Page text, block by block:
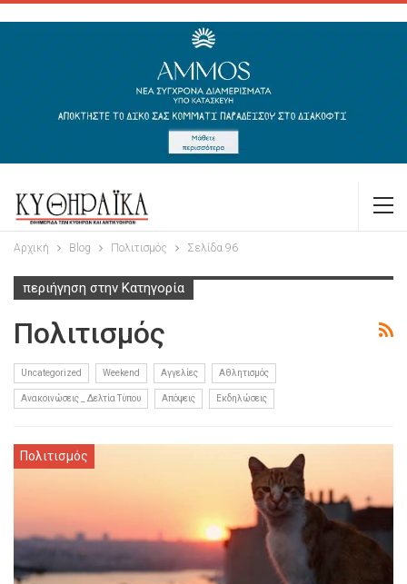
Αρχική Blog Πολιτισμός Σελίδα 96
περιήγηση στην Κατηγορία
Πολιτισμός
Uncategorized Weekend Αγγελίες Αθλητισμός
Ανακοινώσεις _ Δελτία Τύπου Απόψεις Εκδηλώσεις
Πολιτισμός